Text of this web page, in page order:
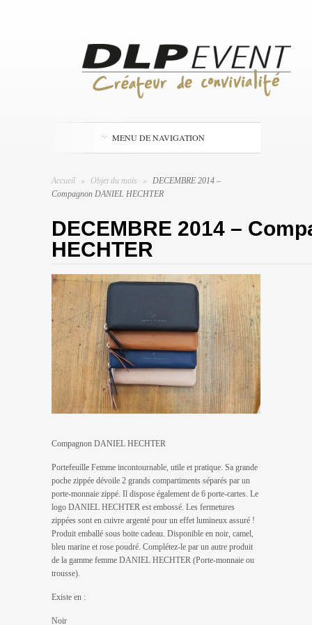
MENU DE NAVIGATION
Accueil » Objet du mois »
DECEMBRE 2014 –
Compagnon DANIEL HECHTER
DECEMBRE 2014 –
HECHTER
Compagnon DANIEL HECHTER
Portefeuille Femme incontournable, utile et pratique. Sa grande
poche zippée dévoile 2 grands compartiments séparés par un
porte-monnaie zippé. Il dispose également de 6 porte-cartes. Le
logo DANIEL HECHTER est embossé. Les fermetures
zippées sont en cuivre argenté pour un effet lumineux assuré !
Produit emballé sous boite cadeau. Disponible en noir, camel,
bleu marine et rose poudré. Complétez-le par un autre produit
de la gamme femme DANIEL HECHTER (Porte-monnaie ou
trousse).
Existe en :
Noir